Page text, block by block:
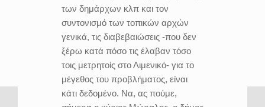
των δημάρχων κλπ και τον
συντονισμό των τοπικών αρχών
γενικά, τις διαβεβαιώσεις -που δεν
ξέρω κατά πόσο τις έλαβαν τόσο
τοις μετρητοίς στο Λιμενικό- για το
μέγεθος του προβλήματος, είναι
κάτι δεδομένο. Να, ας πούμε,